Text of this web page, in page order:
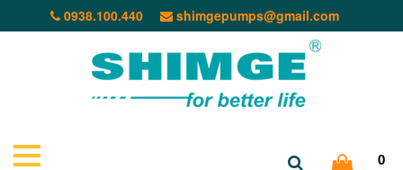
0938.100.440 shimgepumps@gmail.com
0